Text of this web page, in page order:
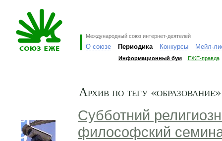
Международный союз интернет-деятелей
О союзе Периодика Конкурсы Мейл-
Информационный бум ЕЖЕ-правда
Архив по тегу «образование»
Субботний
философский